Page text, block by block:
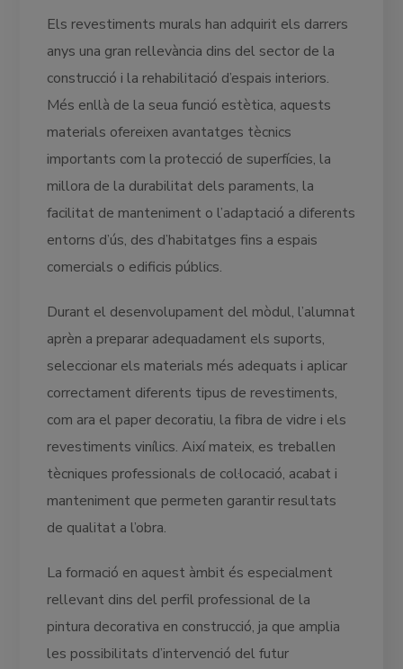
Els revestiments murals han adquirit els darrers
anys una gran rellevància dins del sector de la
construcció i la rehabilitació d’espais interiors.
Més enllà de la seua funció estètica, aquests
materials ofereixen avantatges tècnics
importants com la protecció de superfícies, la
millora de la durabilitat dels paraments, la
facilitat de manteniment o l’adaptació a diferents
entorns d’ús, des d’habitatges fins a espais
comercials o edificis públics.
Durant el desenvolupament del mòdul, l’alumnat
aprèn a preparar adequadament els suports,
seleccionar els materials més adequats i aplicar
correctament diferents tipus de revestiments,
com ara el paper decoratiu, la fibra de vidre i els
revestiments vinílics. Així mateix, es treballen
tècniques professionals de col·locació, acabat i
manteniment que permeten garantir resultats
de qualitat a l’obra.
La formació en aquest àmbit és especialment
rellevant dins del perfil professional de la
pintura decorativa en construcció, ja que amplia
les possibilitats d’intervenció del futur